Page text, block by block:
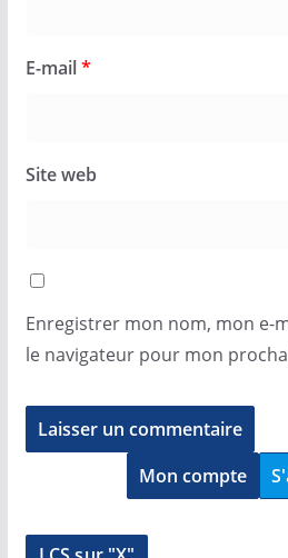
E-mail*
Site web
Enregistrer mon nom, mon e-
le navigateur pour mon
Mon compte